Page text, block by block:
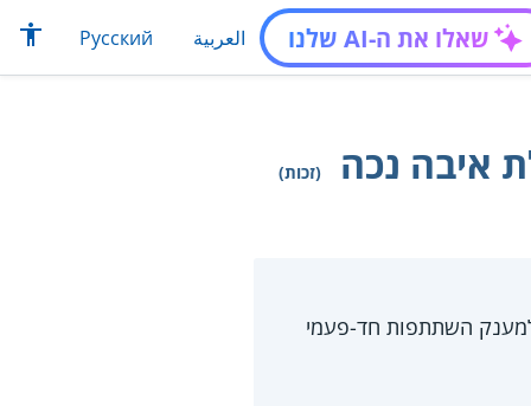
שאלו את ה-AI שלנו العربية Русский
איבה נכה (זכות)
זכאים למענק השתתפות חד-פעמי